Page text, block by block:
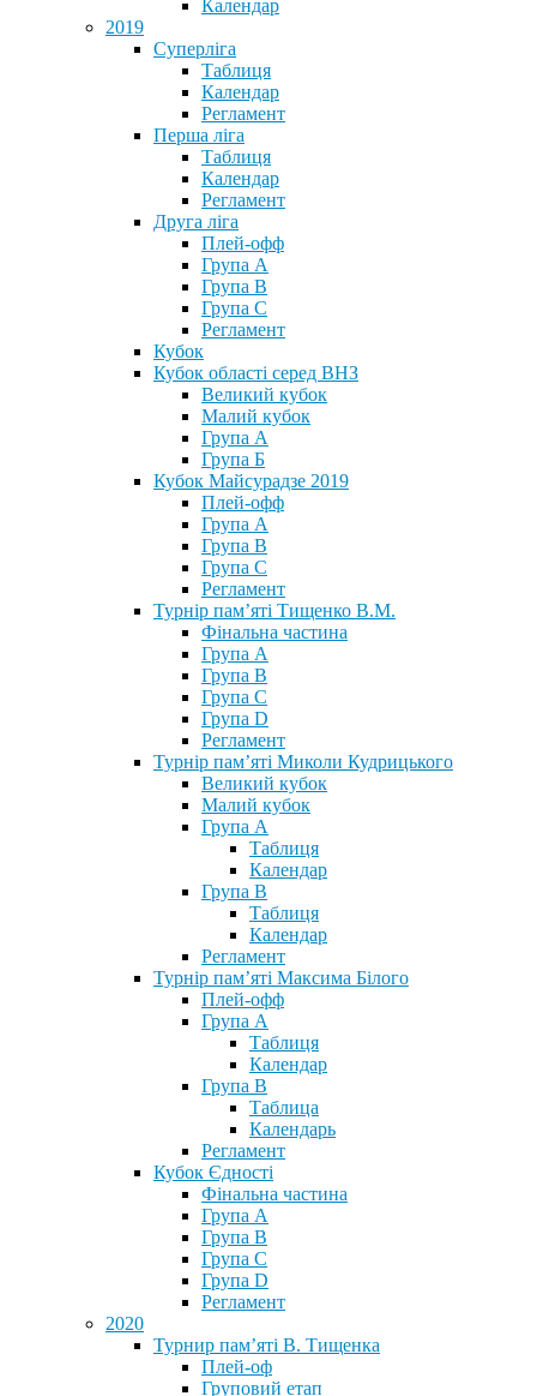
Календар
2019
Суперліга
Таблиця
Календар
Регламент
Перша ліга
Таблиця
Календар
Регламент
Друга ліга
Плей-офф
Група А
Група В
Група С
Регламент
Кубок
Кубок області серед ВНЗ
Великий кубок
Малий кубок
Група А
Група Б
Кубок Майсурадзе 2019
Плей-офф
Група А
Група В
Група С
Регламент
Турнір пам’яті Тищенко В.М.
Фінальна частина
Група А
Група В
Група С
Група D
Регламент
Турнір пам’яті Миколи Кудрицького
Великий кубок
Малий кубок
Група А
Таблиця
Календар
Група В
Таблиця
Календар
Регламент
Турнір пам’яті Максима Білого
Плей-офф
Група А
Таблиця
Календар
Група В
Таблица
Календарь
Регламент
Кубок Єдності
Фінальна частина
Група А
Група В
Група С
Група D
Регламент
2020
Турнир пам’яті В. Тищенка
Плей-оф
Груповий етап